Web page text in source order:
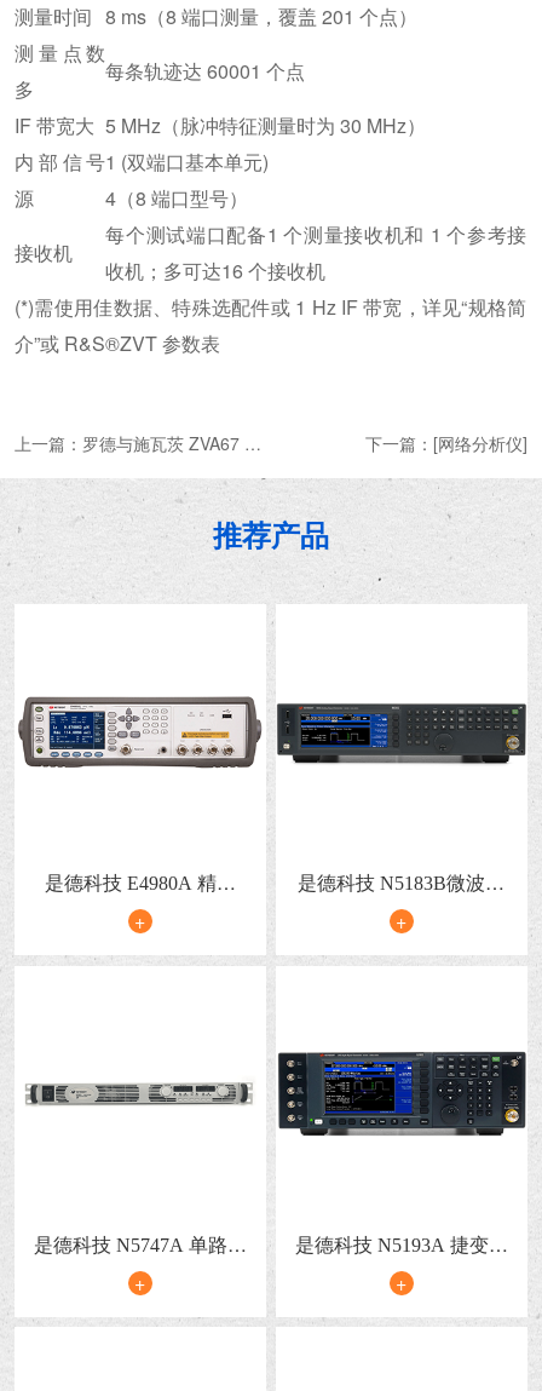
测量时间 8 ms（8 端口测量，覆盖 201 个点）
测量点数
多
每条轨迹达 60001 个点
IF 带宽大 5 MHz（脉冲特征测量时为 30 MHz）
内部信号
源
1 (双端口基本单元)
4（8 端口型号）
接收机
每个测试端口配备1 个测量接收机和 1 个参考接
收机；多可达16 个接收机
(*)需使用佳数据、特殊选配件或 1 Hz IF 带宽，详见“规格简
介”或 R&S®ZVT 参数表
上一篇： 罗德与施瓦茨 ZVA67 矢量网络分析仪 下一篇： [网络分析仪]
推荐产品
是德科技 E4980A 精密
LCR表
+
是德科技 N5183B微波模
拟信号发生器
+
是德科技 N5747A 单路输
出电源​
+
是德科技 N5193A 捷变信
号发生器
+